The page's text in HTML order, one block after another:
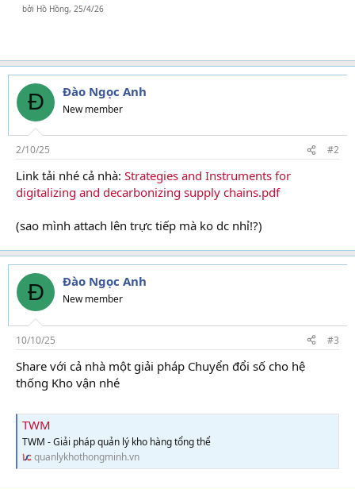
bởi Hồ Hồng, 25/4/26
Đ Đào Ngọc Anh
New member
2/10/25 #2
Link tải nhé cả nhà: Strategies and Instruments for
digitalizing and decarbonizing supply chains.pdf
(sao mình attach lên trực tiếp mà ko dc nhỉ!?)
Đ Đào Ngọc Anh
New member
10/10/25 #3
Share với cả nhà một giải pháp Chuyển đổi số cho hệ
thống Kho vận nhé
TWM
TWM - Giải pháp quản lý kho hàng tổng thể
quanlykhothongminh.vn